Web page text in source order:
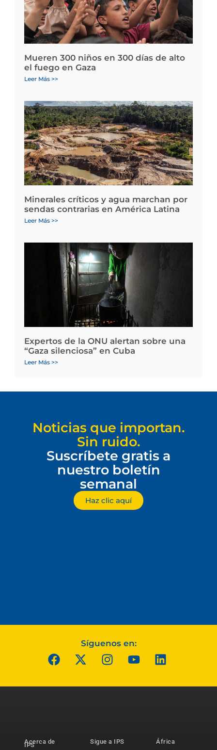
Mueren 300 niños en 300 días de alto
el fuego en Gaza
Leer Más >>
Minerales críticos y agua marchan por
sendas contrarias en América Latina
Leer Más >>
Expertos de la ONU alertan sobre una
“Gaza silenciosa” en Cuba
Leer Más >>
Noticias que importan.
Sin ruido.
Suscríbete gratis a
nuestro boletín
semanal
Haz clic aquí
Síguenos en:
Acerca de
IPS
Sigue a IPS
África